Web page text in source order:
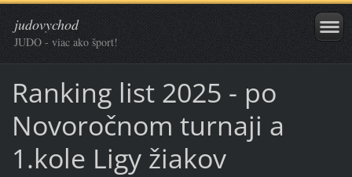
judovychod
JUDO - viac ako šport!
Ranking list 2025 - po
Novoročnom turnaji a
1.kole Ligy žiakov